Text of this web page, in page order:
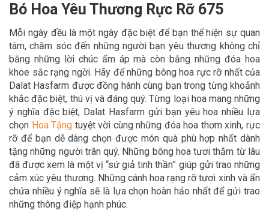
Bó Hoa Yêu Thương Rực Rỡ 675
Mỗi ngày đều là một ngày đặc biệt để bạn thể hiện sự quan
tâm, chăm sóc đến những người bạn yêu thương không chỉ
bằng những lời chúc ấm áp mà còn bằng những đóa hoa
khoe sắc rạng ngời. Hãy đểnhững bông hoa rực rỡ nhất của
Dalat Hasfarm được đồng hành cùng bạn trong từng khoảnh
khắc đặc biệt, thú vị và đáng quý. Từng loại hoa mang những
ý nghĩa đặc biệt, Dalat Hasfarm gửi bạn yêu hoa nhiều lựa
chọn Hoa Tặng tuyệt vời cùng những đóa hoa thơm xinh, rực
rỡ để bạn dễ dàng chọn được món quà phù hợp nhất dành
tặng những người trân quý. Những bông hoa tươi thắm từ lâu
đã được xem là một vị “sứ giả tinh thần” giúp gửi trao những
cảm xúc yêu thương. Những cánh hoa rạng rỡ tươi xinh và ẩn
chứa nhiều ý nghĩa sẽ là lựa chọn hoàn hảo nhất để gửi trao
những thông điệp hạnh phúc.